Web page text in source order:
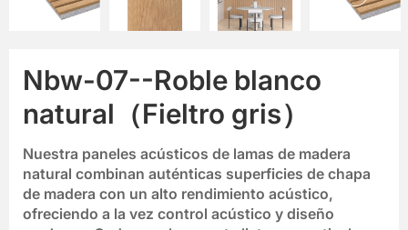
Nbw-07--Roble blanco
natural（Fieltro gris）
Nuestra paneles acústicos de lamas de madera
natural combinan auténticas superficies de chapa
de madera con un alto rendimiento acústico,
ofreciendo a la vez control acústico y diseño